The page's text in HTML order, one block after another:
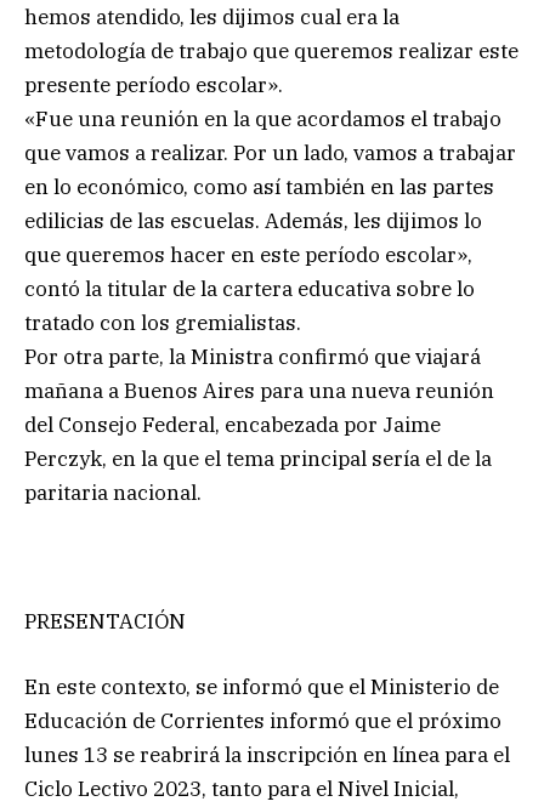
hemos atendido, les dijimos cual era la
metodología de trabajo que queremos realizar este
presente período escolar».
«Fue una reunión en la que acordamos el trabajo
que vamos a realizar. Por un lado, vamos a trabajar
en lo económico, como así también en las partes
edilicias de las escuelas. Además, les dijimos lo
que queremos hacer en este período escolar»,
contó la titular de la cartera educativa sobre lo
tratado con los gremialistas.
Por otra parte, la Ministra confirmó que viajará
mañana a Buenos Aires para una nueva reunión
del Consejo Federal, encabezada por Jaime
Perczyk, en la que el tema principal sería el de la
paritaria nacional.
PRESENTACIÓN
En este contexto, se informó que el Ministerio de
Educación de Corrientes informó que el próximo
lunes 13 se reabrirá la inscripción en línea para el
Ciclo Lectivo 2023, tanto para el Nivel Inicial,